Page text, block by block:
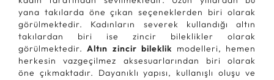
yana takılarda öne çıkan seçeneklerden biri olarak
görülmektedir. Kadınların severek kullandığı altın
takılardan biri ise zincir bileklikler olarak
görülmektedir.Altın zincir bileklik modelleri, hemen
herkesin vazgeçilmez aksesuarlarından biri olarak
öne çıkmaktadır. Dayanıklı yapısı, kullanışlı oluşu ve